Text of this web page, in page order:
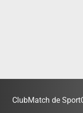
ClubMatch de